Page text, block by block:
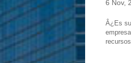
6 Nov,
Â¿Es